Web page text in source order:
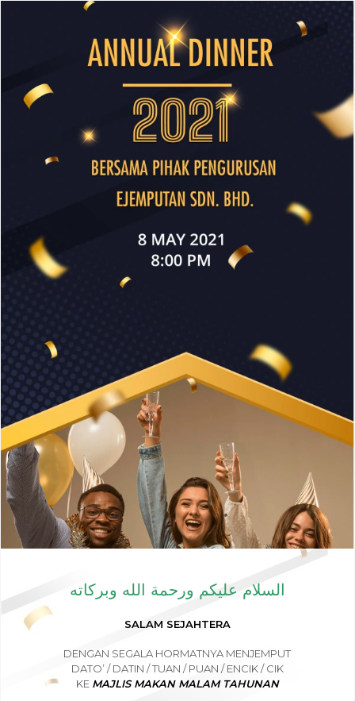
السلام عليكم ورحمة الله وبركاته
SALAM SEJAHTERA
DENGAN SEGALA HORMATNYA MENJEMPUT
DATO’ / DATIN / TUAN / PUAN / ENCIK / CIK
KE MAJLIS MAKAN MALAM TAHUNAN